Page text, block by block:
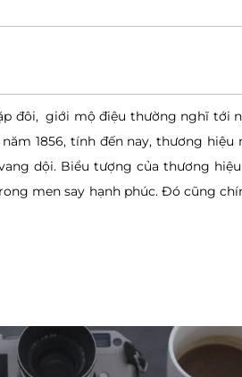
đôi, giới mộ điệu thường nghĩ tới
1856, tính đến nay, thương
dội. Biểu tượng của thương
men say hạnh phúc. Đó cũng